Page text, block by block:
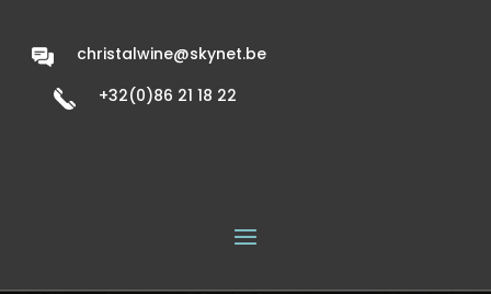
christalwine@skynet.be
+32(0)86 21 18 22